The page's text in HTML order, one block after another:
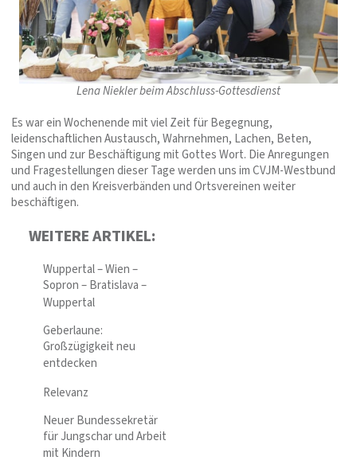
Lena Niekler beim Abschluss-Gottesdienst
Es war ein Wochenende mit viel Zeit für Begegnung,
leidenschaftlichen Austausch, Wahrnehmen, Lachen, Beten,
Singen und zur Beschäftigung mit Gottes Wort. Die Anregungen
und Fragestellungen dieser Tage werden uns im CVJM-Westbund
und auch in den Kreisverbänden und Ortsvereinen weiter
beschäftigen.
WEITERE ARTIKEL:
Wuppertal – Wien –
Sopron – Bratislava –
Wuppertal
Geberlaune:
Großzügigkeit neu
entdecken
Relevanz
Neuer Bundessekretär
für Jungschar und Arbeit
mit Kindern